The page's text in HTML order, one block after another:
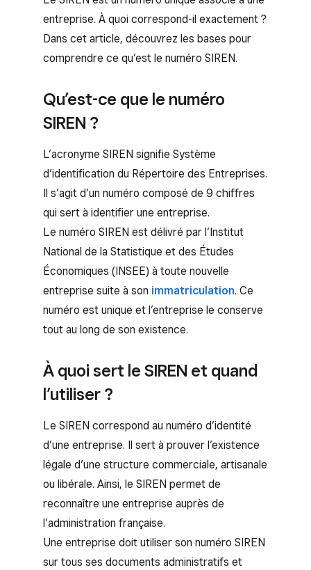
entreprise. À quoi correspond-il exactement ?
Dans cet article, découvrez les bases pour
comprendre ce qu’est le numéro SIREN.
Qu’est-ce que le numéro
SIREN ?
L’acronyme SIREN signifie Système
d’identification du Répertoire des Entreprises.
Il s’agit d’un numéro composé de 9 chiffres
qui sert à identifier une entreprise.
Le numéro SIREN est délivré par l’Institut
National de la Statistique et des Études
Économiques (INSEE) à toute nouvelle
entreprise suite à son immatriculation. Ce
numéro est unique et l’entreprise le conserve
tout au long de son existence.
À quoi sert le SIREN et quand
l’utiliser ?
Le SIREN correspond au numéro d’identité
d’une entreprise. Il sert à prouver l’existence
légale d’une structure commerciale, artisanale
ou libérale. Ainsi, le SIREN permet de
reconnaître une entreprise auprès de
l’administration française.
Une entreprise doit utiliser son numéro SIREN
sur tous ses documents administratifs et